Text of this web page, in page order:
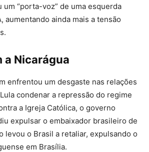
“porta-voz” de uma esquerda
aumentando ainda mais a tensão
Nicarágua
enfrentou um desgaste nas relações
condenar a repressão do regime
a Igreja Católica, o governo
expulsar o embaixador brasileiro de
levou o Brasil a retaliar, expulsando o
em Brasília.